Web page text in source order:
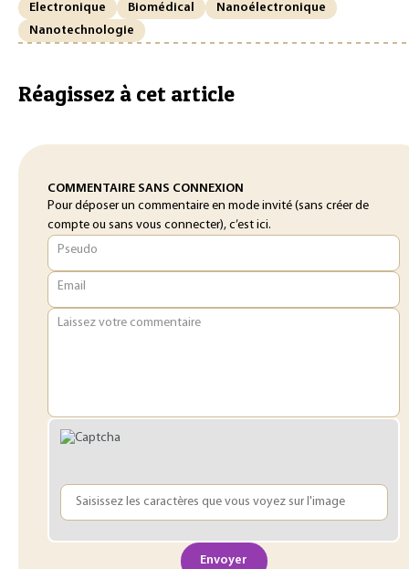
Electronique Biomédical
Nanoélectronique
Nanotechnologie
Réagissez à cet article
COMMENTAIRE SANS CONNEXION
Pour déposer un commentaire en mode invité (sans créer de
compte ou sans vous connecter), c’est ici.
Pseudo
Email
Laissez votre commentaire
Envoyer